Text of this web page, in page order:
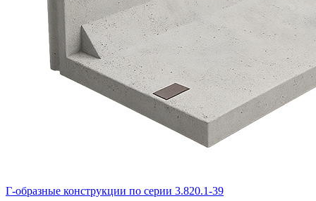
Г-образные конструкции по серии 3.820.1-39